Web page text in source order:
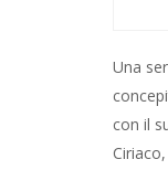
Una
con il